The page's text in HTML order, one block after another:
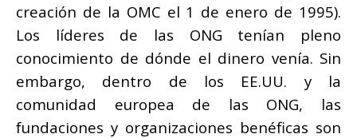
creación de la OMC el 1 de enero de 1995).
Los líderes de las ONG tenían pleno
conocimiento de dónde el dinero venía. Sin
embargo, dentro de los EE.UU. y la
comunidad europea de las ONG, las
fundaciones y organizaciones benéficas son